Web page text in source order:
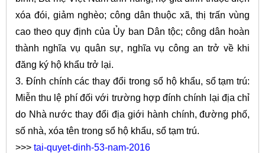
xóa đói, giảm nghèo; công dân thuộc xã, thị trấn vùng
cao theo quy định của Ủy ban Dân tộc; côngdân hoàn
thành nghĩa vụ quân sự, nghĩa vụ công an trở về khi
đăng ký hộ khẩu trở lại.
3. Đính chính các thay đổi trong sổ hộ khẩu, sổ tạm trú:
Miễn thu lệ phí đối với trường hợp đính chính lại địa chỉ
do Nhà nước thay đổi địa giới hành chính, đường phố,
số nhà, xóa tên trong sổ hộ khẩu, sổ tạm trú.
>>> tai-quyet-dinh-53-nam-2016